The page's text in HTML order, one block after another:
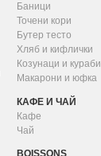
Баници
Точени кори
Бутер тесто
Хляб и кифлички
Козунаци и
Макарони и юфка
КАФЕ И ЧАЙ
Кафе
Чай
BOISSONS